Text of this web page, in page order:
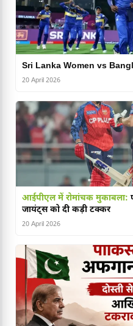
Sri Lanka Women vs
20 April 2026
आईपीएल में रोमांचक मुकाबला:
जायंट्स को दी कड़ी टक्कर
20 April 2026